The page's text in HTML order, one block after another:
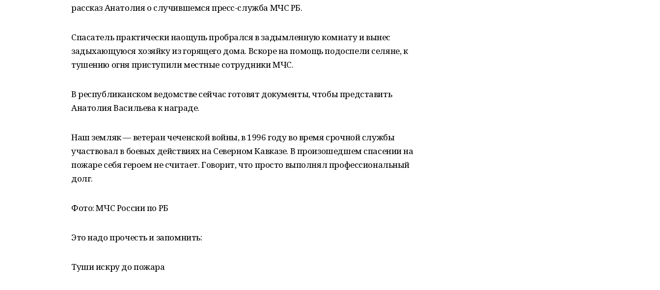
рассказ Анатолия о случившемся пресс-служба МЧС РБ.
Спасатель практически наощупь пробрался в задымленную комнату и вынес
задыхающуюся хозяйку из горящего дома. Вскоре на помощь подоспели селяне, к
тушению огня приступили местные сотрудники МЧС.
В республиканском ведомстве сейчас готовят документы, чтобы представить
Анатолия Васильева к награде.
Наш земляк — ветеран чеченской войны, в 1996 году во время срочной службы
участвовал в боевых действиях на Северном Кавказе. В произошедшем спасении на
пожаре себя героем не считает. Говорит, что просто выполнял профессиональный
долг.
Фото: МЧС России по РБ
Это надо прочесть и запомнить:
Туши искру до пожара